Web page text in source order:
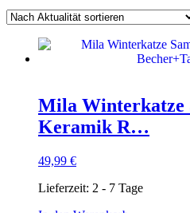
Mila Winterkatze
Keramik R…
49,99 €
Lieferzeit: 2 - 7 Tage